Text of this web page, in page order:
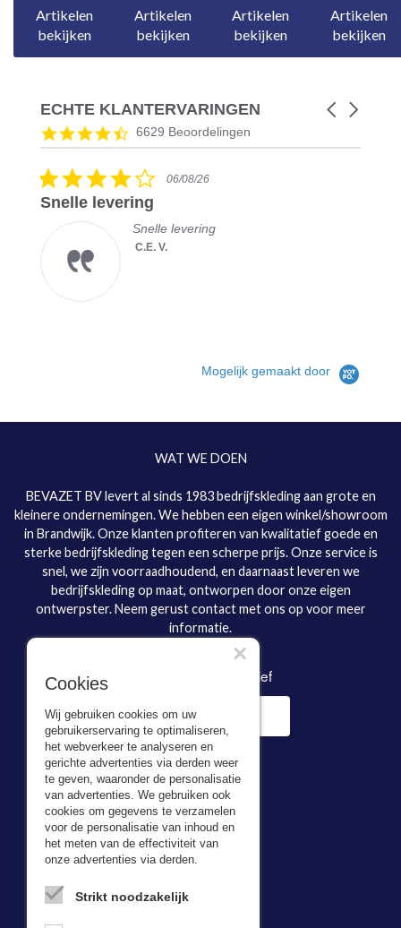
Artikelen
bekijken
Artikelen
bekijken
Artikelen
bekijken
Artikelen
bekijken
ECHTE KLANTERVARINGEN
Reviews
carousel
Carousel
4.5
star
6629 Beoordelingen
4.006/08/26
Snelle levering
Snelle levering
C.E. V.
Mogelijk gemaakt door
WAT WE DOEN
BEVAZET BV levert al sinds 1983 bedrijfskleding aan grote en
kleinere ondernemingen. We hebben een eigen winkel/showroom
in Brandwijk. Onze klanten profiteren van kwalitatief goede en
sterke bedrijfskleding tegen een scherpe prijs. Onze service is
snel, we zijn voorraadhoudend, en daarnaast leveren we
bedrijfskleding op maat, ontworpen door onze eigen
ontwerpster. Neem gerust contact met ons op voor meer
informatie.
Inschrijven nieuwsbrief
Adresgegevens
Kerkweg 5,
Cookies
Wij gebruiken cookies om uw
gebruikerservaring te optimaliseren,
het webverkeer te analyseren en
gerichte advertenties via derden weer
te geven, waaronder de personalisatie
van advertenties. We gebruiken ook
cookies om gegevens te verzamelen
voor de personalisatie van inhoud en
het meten van de effectiviteit van
onze advertenties via derden.
Strikt noodzakelijk
×